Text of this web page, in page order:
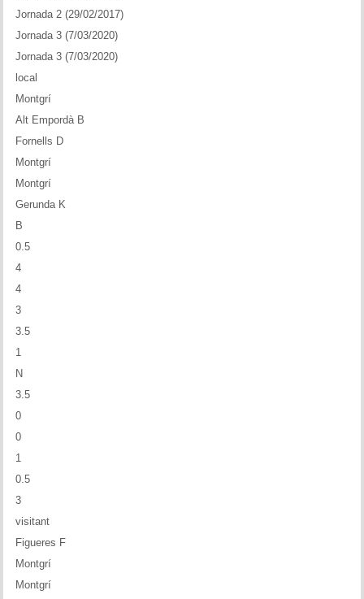
Historial del torneig de Nadal
Torneig Social
Torneig Llampec
Escacs Actius
INFORMACIÓ
Teoria i problemes
Altres tornejos
Jornada 2 (29/02/2017)
Jornada 3 (7/03/2020)
Jornada 3 (7/03/2020)
local
Montgrí
Alt Empordà B
Fornells D
Montgrí
Montgrí
Gerunda K
B
0.5
4
4
3
3.5
1
N
3.5
0
0
1
0.5
3
visitant
Figueres F
Montgrí
Montgrí